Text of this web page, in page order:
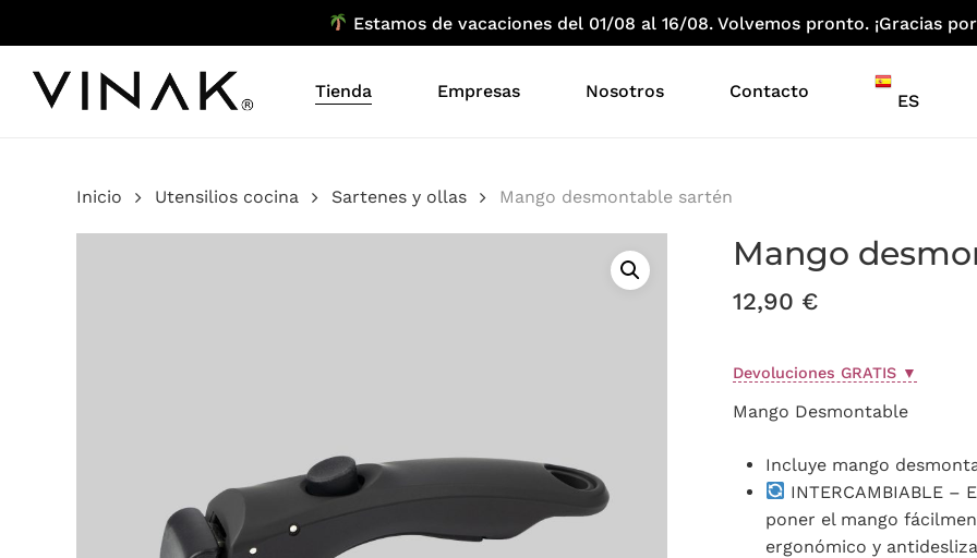
main
content
Estamos de vacaciones del 01/08 al 16/08. Volvemos pronto. ¡Gracias
Tienda Empresas Nosotros Contacto ES
Inicio Utensilios cocina Sartenes y ollas Mango desmontable sartén
Mango
12,90 €
Devoluciones GRATIS ▼
Mango Desmontable
Incluye mango
INTERCAMBIABLE –
poner el mango
ergonómico y